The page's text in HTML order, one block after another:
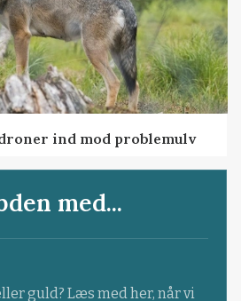
ind mod problemulv
med...
guld? Læs med her, når vi